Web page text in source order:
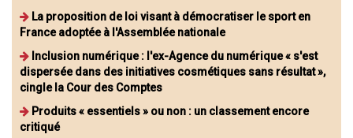
La proposition de loi visant à démocratiser le sport en
France adoptée à l'Assemblée nationale
Inclusion numérique : l'ex-Agence du numérique « s'est
dispersée dans des initiatives cosmétiques sans résultat »,
cingle la Cour des Comptes
Produits « essentiels » ou non : un classement encore
critiqué